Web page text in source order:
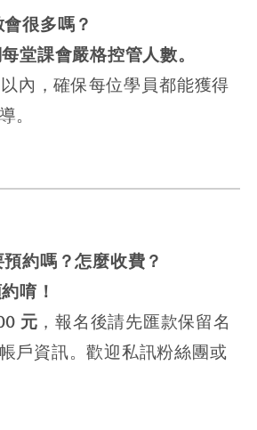
很多嗎？
堂課會嚴格控管人數。
內，確保每位學員都能獲得
。
約嗎？怎麼收費？
唷！
元 ，報名後請先匯款保留名
戶資訊。歡迎私訊粉絲團或